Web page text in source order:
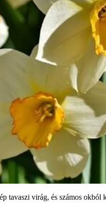
tavaszi virág, és számos okból